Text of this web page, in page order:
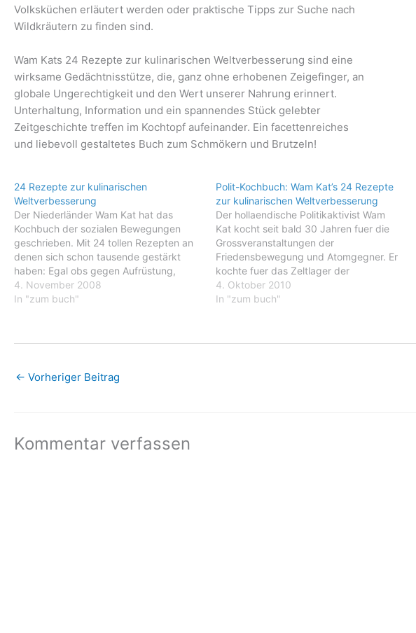
Volksküchen erläutert werden oder praktische Tipps zur Suche nach
Wildkräutern zu finden sind.
Wam Kats 24 Rezepte zur kulinarischen Weltverbesserung sind eine
wirksame Gedächtnisstütze, die, ganz ohne erhobenen Zeigefinger, an
globale Ungerechtigkeit und den Wert unserer Nahrung erinnert.
Unterhaltung, Information und ein spannendes Stück gelebter
Zeitgeschichte treffen im Kochtopf aufeinander. Ein facettenreiches
und liebevoll gestaltetes Buch zum Schmökern und Brutzeln!
24 Rezepte zur kulinarischen
Weltverbesserung
Der Niederländer Wam Kat hat das
Kochbuch der sozialen Bewegungen
geschrieben. Mit 24 tollen Rezepten an
denen sich schon tausende gestärkt
haben: Egal obs gegen Aufrüstung,
Atomkraft oder Umweltzerstörung ging.
Jeder Wohnung ihre Köche. In unserer
Rezepte zur…
4. November 2008
In "zum buch"
Polit-Kochbuch: Wam Kat’s 24 Rezepte
zur kulinarischen Weltverbesserung
Der hollaendische Politikaktivist Wam
Kat kocht seit bald 30 Jahren fuer die
Grossveranstaltungen der
Friedensbewegung und Atomgegner. Er
kochte fuer das Zeltlager der
Protestierenden anlaesslich des G8-
Gipfel bei Rostock im Sommer 2008 und
kocht immer vegetarisch und
4. Oktober 2010
In "zum buch"
← Vorheriger Beitrag
Kommentar verfassen